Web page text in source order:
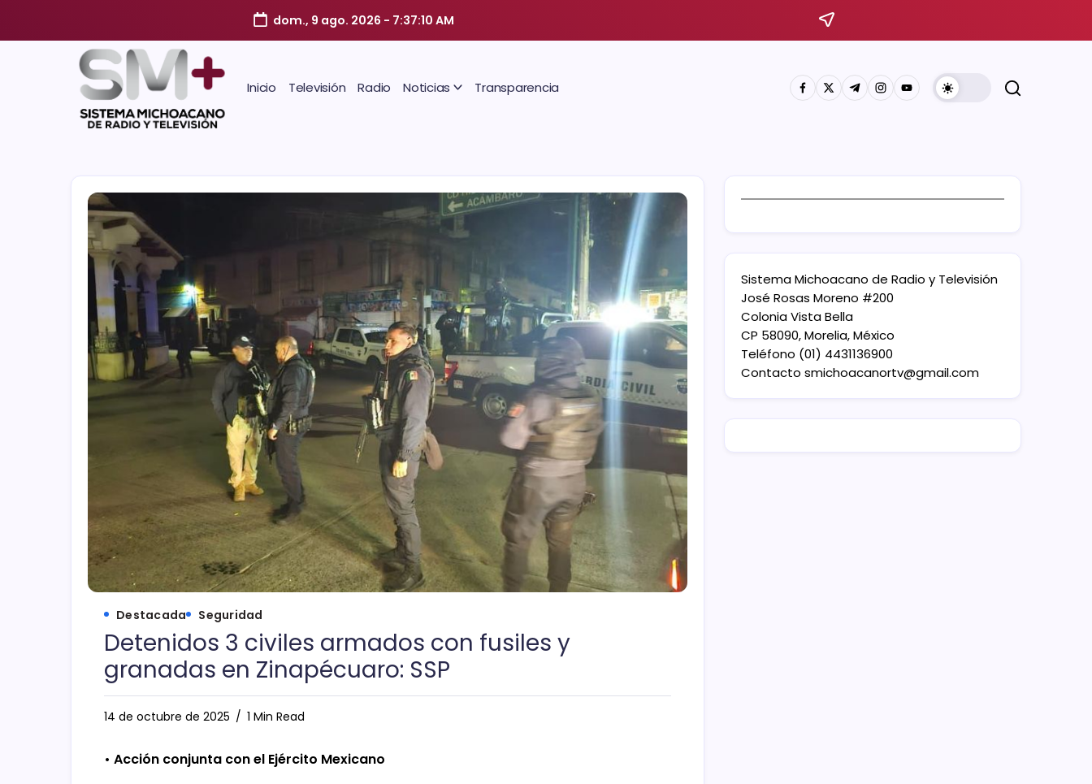
dom., 9 ago. 2026 - 7:37:10 AM
Inicio Televisión Radio Noticias Transparencia
Destacada Seguridad
Detenidos 3 civiles armados con fusiles y
granadas en Zinapécuaro: SSP
14 de octubre de 2025 1 Min Read
• Acción conjunta con el Ejército Mexicano
Sistema Michoacano de Radio y Televisión
José Rosas Moreno #200
Colonia Vista Bella
CP 58090, Morelia, México
Teléfono (01) 4431136900
Contacto smichoacanortv@gmail.com